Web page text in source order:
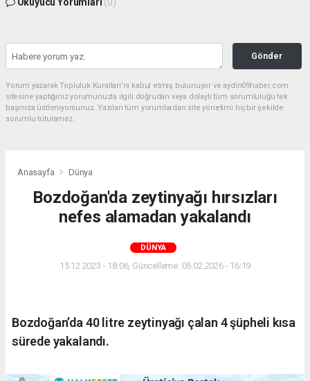
Okuyucu Yorumları (0)
Gönder
Yorum yazarak Topluluk Kuralları’nı kabul etmiş bulunuyor ve aydin09haber.com
sitesine yaptığınız yorumunuzla ilgili doğrudan veya dolaylı tüm sorumluluğu tek
başınıza üstleniyorsunuz. Yazılan tüm yorumlardan site yönetimi hiçbir şekilde
sorumlu tutulamaz.
Anasayfa Dünya
Bozdoğan'da zeytinyağı hırsızları
nefes alamadan yakalandı
DÜNYA
15.12.2023 - 18:06, Güncelleme: 05.02.2026 - 16:19
Bozdoğan’da 40 litre zeytinyağı çalan 4 şüpheli kısa
sürede yakalandı.